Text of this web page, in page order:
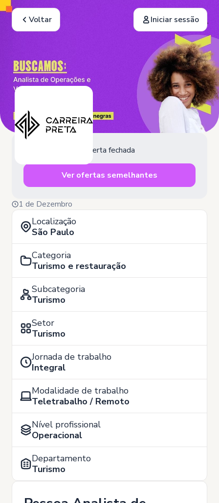
Voltar Iniciar sessão
Oferta fechada
Ver ofertas semelhantes
1 de Dezembro
Localização
São Paulo
Categoria
Turismo e restauração
Subcategoria
Turismo
Setor
Turismo
Jornada de trabalho
Integral
Modalidade de trabalho
Teletrabalho / Remoto
Nível profissional
Operacional
Departamento
Turismo